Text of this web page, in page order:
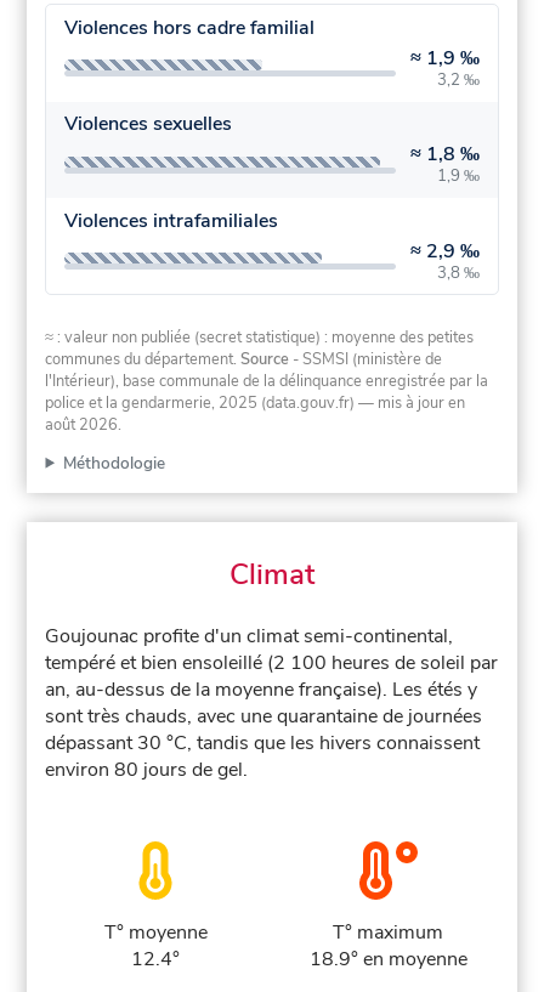
Violences hors cadre familial
≈ 1,9 ‰
3,2 ‰
Violences sexuelles
≈ 1,8 ‰
1,9 ‰
Violences intrafamiliales
≈ 2,9 ‰
3,8 ‰
≈ : valeur non publiée (secret statistique) : moyenne des petites
communes du département.Source - SSMSI (ministère de
l'Intérieur), base communale de la délinquance enregistrée par la
police et la gendarmerie, 2025 (data.gouv.fr) — mis à jour en
août 2026.
Méthodologie
Climat
Goujounac profite d'un climat semi-continental,
tempéré et bien ensoleillé (2 100 heures de soleil par
an, au-dessus de la moyenne française). Les étés y
sont très chauds, avec une quarantaine de journées
dépassant 30 °C, tandis que les hivers connaissent
environ 80 jours de gel.
T° moyenne
12.4°
T° maximum
18.9° en moyenne